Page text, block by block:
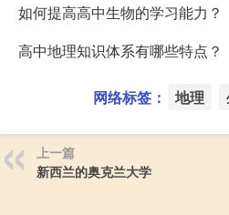
如何提高高中生物的学习能力？
高中地理知识体系有哪些特点？
网络标签： 地理
上一篇
新西兰的奥克兰大学